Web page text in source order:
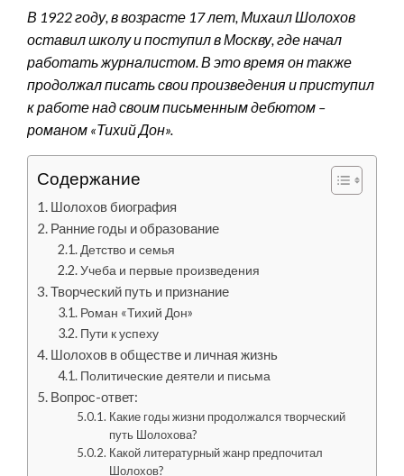
В 1922 году, в возрасте 17 лет, Михаил Шолохов
оставил школу и поступил в Москву, где начал
работать журналистом. В это время он также
продолжал писать свои произведения и приступил
к работе над своим письменным дебютом –
романом «Тихий Дон».
Содержание
Шолохов биография
Ранние годы и образование
Детство и семья
Учеба и первые произведения
Творческий путь и признание
Роман «Тихий Дон»
Пути к успеху
Шолохов в обществе и личная жизнь
Политические деятели и письма
Вопрос-ответ:
Какие годы жизни продолжался творческий
путь Шолохова?
Какой литературный жанр предпочитал
Шолохов?